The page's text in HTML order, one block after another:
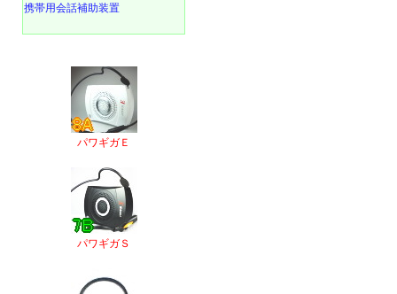
携帯用会話補助装置
パワギガＥ
パワギガＳ